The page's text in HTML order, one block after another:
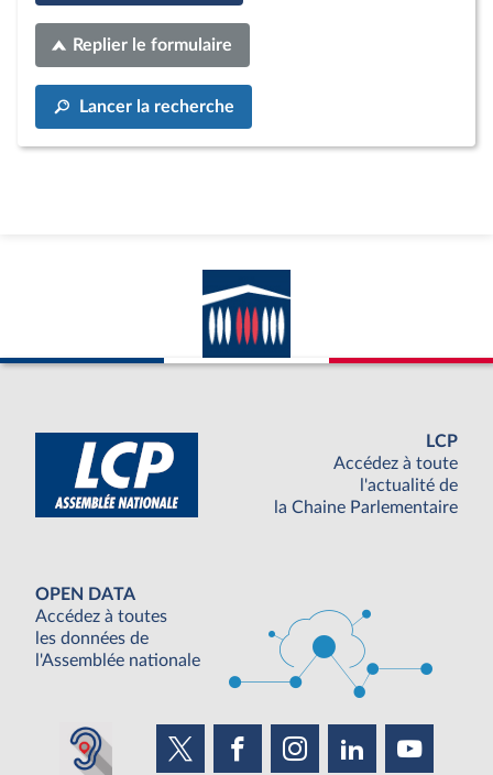
Replier le formulaire
Lancer la recherche
LCP
Accédez à toute
l'actualité de
la Chaine Parlementaire
OPEN DATA
Accédez à toutes
les données de
l'Assemblée nationale